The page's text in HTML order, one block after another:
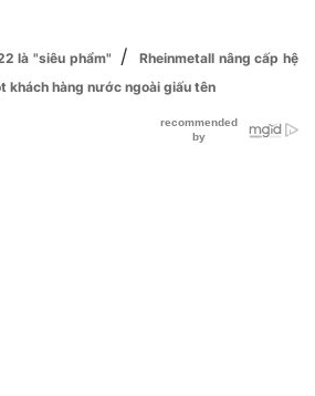
là "siêu phẩm" /
Rheinmetall nâng cấp hệ
khách hàng nước ngoài giấu tên